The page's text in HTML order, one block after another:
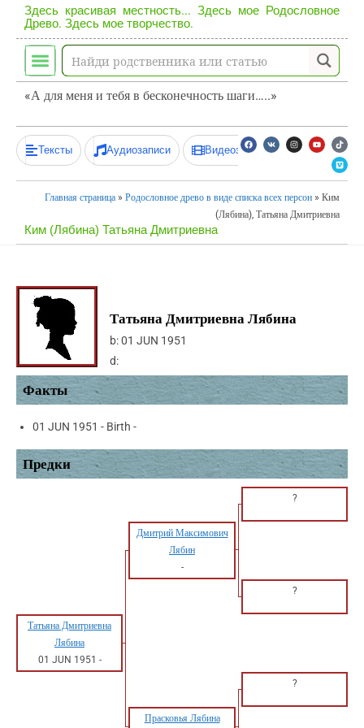
Здесь красивая местность... Здесь мое Родословное
Древо. Здесь мое творчество.
«А для меня и тебя в бесконечность шаги…..»
Тексты Аудиозаписи Видеозаписи
Главная страница » Родословное древо в виде списка всех персон » Ким
(Лябина), Татьяна Дмитриевна
Ким (Лябина) Татьяна Дмитриевна
Татьяна Дмитриевна Лябина
b:01 JUN 1951
d:
Факты
01 JUN 1951 - Birth -
Предки
?
Дмитрий Максимович
Лябин
-
?
Татьяна Дмитриевна
Лябина
01 JUN 1951 -
?
Прасковья Лябина